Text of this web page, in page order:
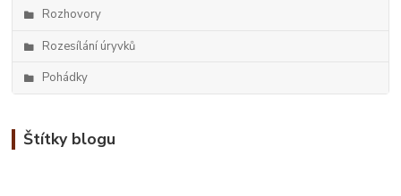
Rozhovory
Rozesílání úryvků
Pohádky
Štítky blogu